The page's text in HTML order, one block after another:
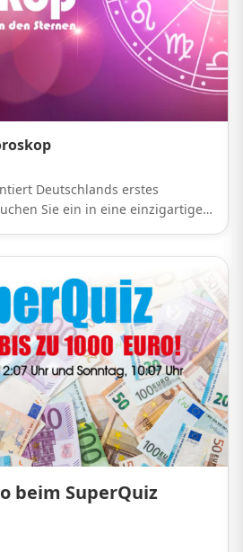
Deutschlands erstes
Sie ein in eine einzigartige
beim SuperQuiz